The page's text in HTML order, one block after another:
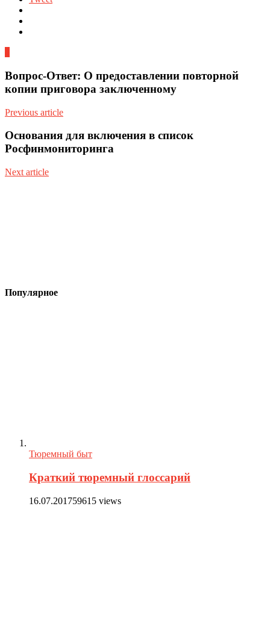
Вопрос-Ответ: О предоставлении повторной
копии приговора заключенному
Previous article
Основания для включения в список
Росфинмониторинга
Next article
Популярное
Тюремный быт
Краткий тюремный глоссарий
16.07.201759615 views